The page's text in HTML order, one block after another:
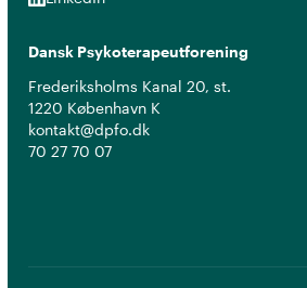
Dansk Psykoterapeutforening
Frederiksholms Kanal 20, st.
1220 København K
kontakt@dpfo.dk
70 27 70 07